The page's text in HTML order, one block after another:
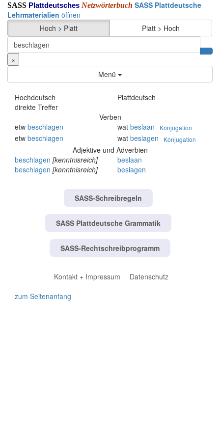
SASS Plattdeutsches Netzwörterbuch SASS Plattdeutsche
Lehrmaterialien öffnen
Hoch > Platt
Platt > Hoch
×
Menü
Hochdeutsch
Plattdeutsch
direkte Treffer
Verben
etw beschlagen wat beslaan Konjugation
etw beschlagen wat beslagen Konjugation
Adjektive und Adverbien
beschlagen [kenntnisreich]
beslaan
beschlagen [kenntnisreich] beslagen
SASS-Schreibregeln
SASS Plattdeutsche Grammatik
SASS-Rechtschreibprogramm
Kontakt + Impressum
Datenschutz
zum Seitenanfang